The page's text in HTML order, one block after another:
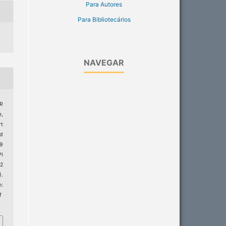
Para Autores
Para Bibliotecários
NAVEGAR